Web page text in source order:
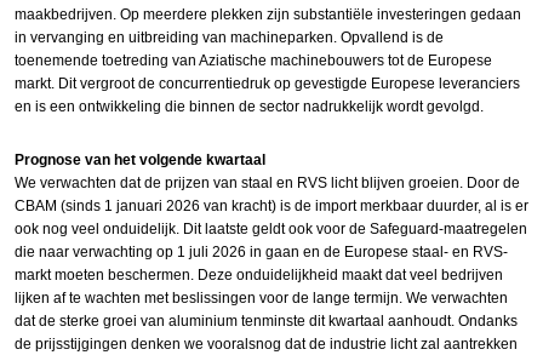
maakbedrijven. Op meerdere plekken zijn substantiële investeringen gedaan
in vervanging en uitbreiding van machineparken. Opvallend is de
toenemende toetreding van Aziatische machinebouwers tot de Europese
markt. Dit vergroot de concurrentiedruk op gevestigde Europese leveranciers
en is een ontwikkeling die binnen de sector nadrukkelijk wordt gevolgd.
Prognose van het volgende kwartaal
We verwachten dat de prijzen van staal en RVS licht blijven groeien. Door de
CBAM (sinds 1 januari 2026 van kracht) is de import merkbaar duurder, al is er
ook nog veel onduidelijk. Dit laatste geldt ook voor de Safeguard-maatregelen
die naar verwachting op 1 juli 2026 in gaan en de Europese staal- en RVS-
markt moeten beschermen. Deze onduidelijkheid maakt dat veel bedrijven
lijken af te wachten met beslissingen voor de lange termijn. We verwachten
dat de sterke groei van aluminium tenminste dit kwartaal aanhoudt. Ondanks
de prijsstijgingen denken we vooralsnog dat de industrie licht zal aantrekken